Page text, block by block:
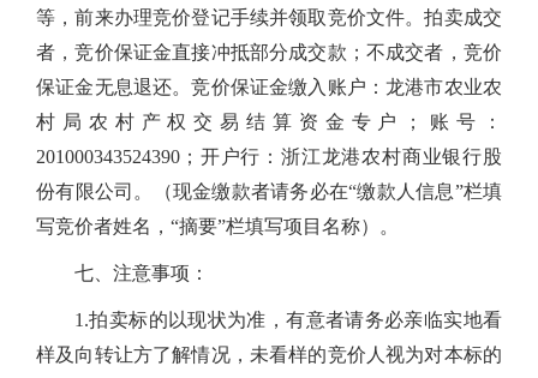
等，前来办理竞价登记手续并领取竞价文件。拍卖成交
者，竞价保证金直接冲抵部分成交款；不成交者，竞价
保证金无息退还。竞价保证金缴入账户：龙港市农业农
村局农村产权交易结算资金专户；账号：
201000343524390；开户行：浙江龙港农村商业银行股
份有限公司。（现金缴款者请务必在“缴款人信息”栏填
写竞价者姓名，“摘要”栏填写项目名称）。
七、注意事项：
1.拍卖标的以现状为准，有意者请务必亲临实地看
样及向转让方了解情况，未看样的竞价人视为对本标的